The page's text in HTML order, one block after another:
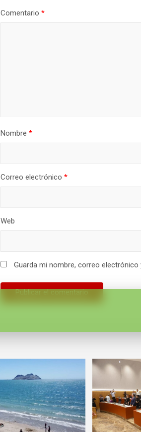
Comentario *
Nombre *
Correo electrónico *
Web
Guarda mi nombre, correo